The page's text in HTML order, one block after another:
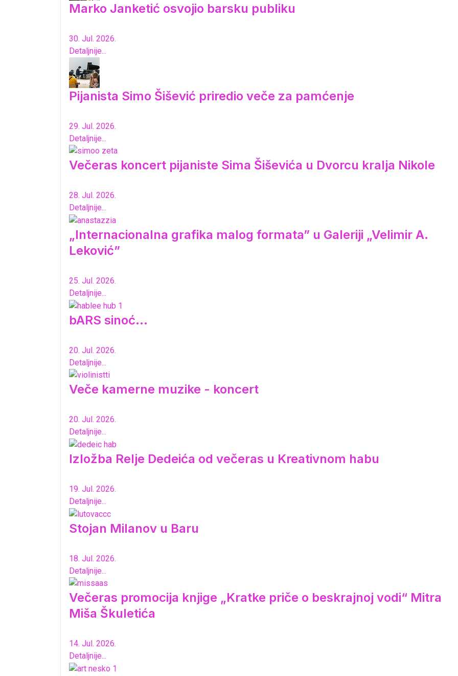
Marko Janketić osvojio barsku publiku
30. Jul. 2026.
Detaljnije...
Pijanista Simo Šišević priredio veče za pamćenje
29. Jul. 2026.
Detaljnije...
Večeras koncert pijaniste Sima Šiševića u Dvorcu kralja Nikole
28. Jul. 2026.
Detaljnije...
„Internacionalna grafika malog formata” u Galeriji „Velimir A.
Leković”
25. Jul. 2026.
Detaljnije...
bARS sinoć...
20. Jul. 2026.
Detaljnije...
Veče kamerne muzike - koncert
20. Jul. 2026.
Detaljnije...
Izložba Relje Dedeića od večeras u Kreativnom habu
19. Jul. 2026.
Detaljnije...
Stojan Milanov u Baru
18. Jul. 2026.
Detaljnije...
Večeras promocija knjige „Kratke priče o beskrajnoj vodi“ Mitra
Miša Škuletića
14. Jul. 2026.
Detaljnije...